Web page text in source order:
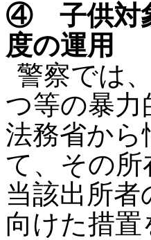
④ 子供対
度の運用
警察では
つ等の暴
法務省から
て、その
当該出所
向けた措